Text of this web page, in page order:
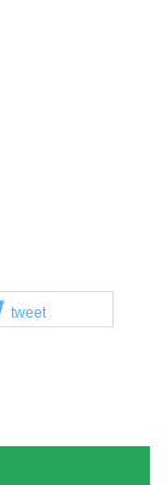
tweet